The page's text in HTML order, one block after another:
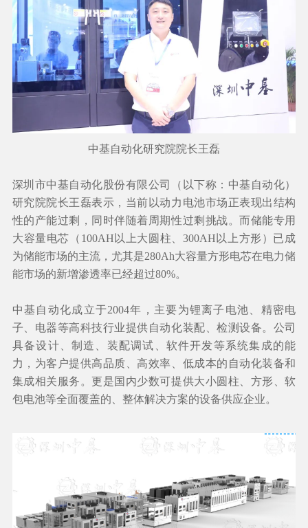
中基自动化研究院院长王磊
深圳市中基自动化股份有限公司（以下称：中基自动化）
研究院院长王磊表示，当前以动力电池市场正表现出结构
性的产能过剩，同时伴随着周期性过剩挑战。而储能专用
大容量电芯（100AH以上大圆柱、300AH以上方形）已成
为储能市场的主流，尤其是280Ah大容量方形电芯在电力储
能市场的新增渗透率已经超过80%。
中基自动化成立于2004年，主要为锂离子电池、精密电
子、电器等高科技行业提供自动化装配、检测设备。公司
具备设计、制造、装配调试、软件开发等系统集成的能
力，为客户提供高品质、高效率、低成本的自动化装备和
集成相关服务。更是国内少数可提供大小圆柱、方形、软
包电池等全面覆盖的、整体解决方案的设备供应企业。